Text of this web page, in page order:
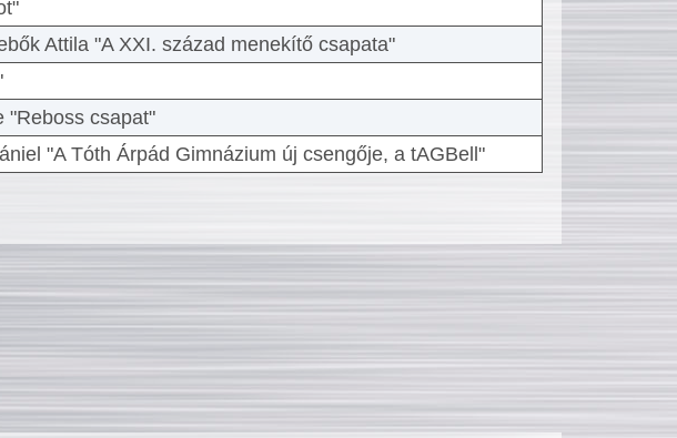
Attila "A XXI. század menekítő csapata"
"Reboss csapat"
"A Tóth Árpád Gimnázium új csengője, a tAGBell"